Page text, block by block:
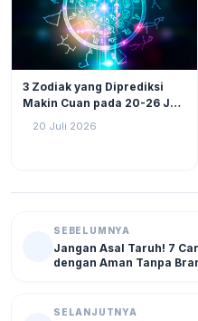
3 Zodiak yang Diprediksi
Makin Cuan pada 20-26 Juli
2026: Virgo Berani Ambil
20 Juli 2026
SEBELUMNYA
Jangan Asal Taruh! 7
dengan Aman Tanpa
SELANJUTNYA